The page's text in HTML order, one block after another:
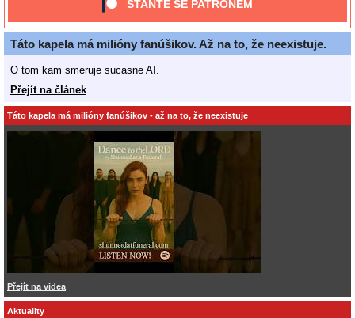
STAŇTE SE PATRONEM
Táto kapela má milióny fanúšikov. Až na to, že neexistuje.
O tom kam smeruje sucasne AI.
Přejít na článek
Táto kapela má milióny fanúšikov - až na to, že neexistuje
Přejít na videa
Aktuality